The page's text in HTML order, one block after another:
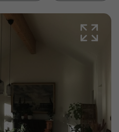
vergeten?
Facebook
Twitter
Whatsapp